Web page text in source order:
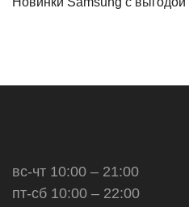
вс-чт 10:00 – 21:00
пт-сб 10:00 – 22:00